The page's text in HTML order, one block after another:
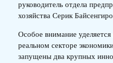
руководитель отдела
хозяйства Серик
Особое внимание уделяется
реальном секторе
запущены два крупных